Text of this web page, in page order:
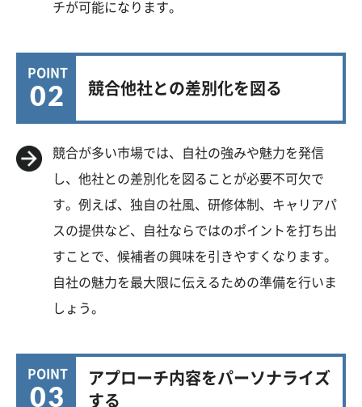
チが可能になります。
POINT
02 競合他社との差別化を図る
競合が多い市場では、自社の強みや魅力を発信
し、他社との差別化を図ることが必要不可欠で
す。例えば、独自の社風、研修体制、キャリアパ
スの提供など、自社ならではのポイントを打ち出
すことで、候補者の興味を引きやすくなります。
自社の魅力を最大限に伝えるための準備を行いま
しょう。
POINT
03
アプローチ内容をパーソナライズ
する